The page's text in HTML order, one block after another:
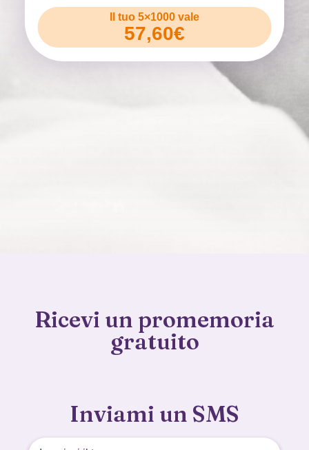
Il tuo 5×1000 vale
57,60€
Ricevi un promemoria
gratuito
Inviami un SMS